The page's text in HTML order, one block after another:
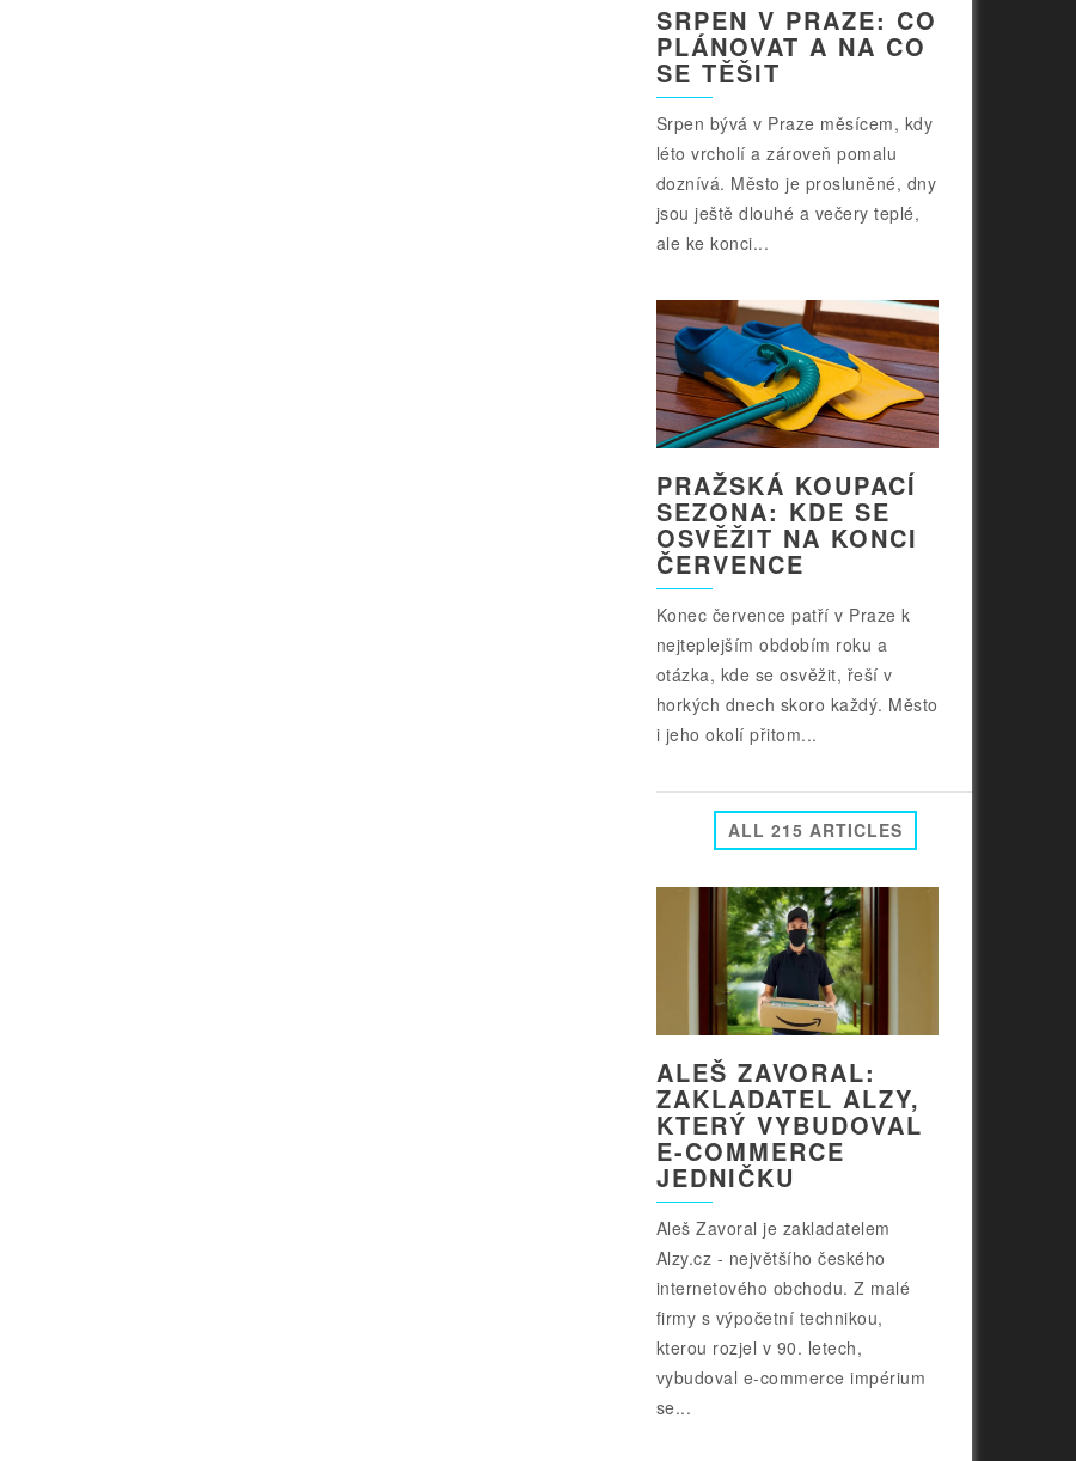
SRPEN V PRAZE: CO
PLÁNOVAT A NA CO
SE TĚŠIT
Srpen bývá v Praze měsícem, kdy
léto vrcholí a zároveň pomalu
doznívá. Město je prosluněné, dny
jsou ještě dlouhé a večery teplé,
ale ke konci...
PRAŽSKÁ KOUPACÍ
SEZONA: KDE SE
OSVĚŽIT NA KONCI
ČERVENCE
Konec července patří v Praze k
nejteplejším obdobím roku a
otázka, kde se osvěžit, řeší v
horkých dnech skoro každý. Město
i jeho okolí přitom...
ALL 215 ARTICLES
ALEŠ ZAVORAL:
ZAKLADATEL ALZY,
KTERÝ VYBUDOVAL
E-COMMERCE
JEDNIČKU
Aleš Zavoral je zakladatelem
Alzy.cz - největšího českého
internetového obchodu. Z malé
firmy s výpočetní technikou,
kterou rozjel v 90. letech,
vybudoval e-commerce impérium
se...